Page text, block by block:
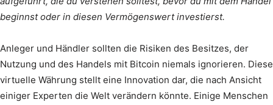
beginnst oder in diesen Vermögenswert investierst.
Anleger und Händler sollten die Risiken des Besitzes, der
Nutzung und des Handels mit Bitcoin niemals ignorieren. Diese
virtuelle Währung stellt eine Innovation dar, die nach Ansicht
einiger Experten die Welt verändern könnte. Einige Menschen